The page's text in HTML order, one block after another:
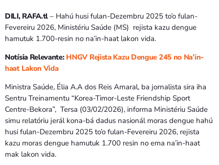
Bom dia RAFA
7:00 AM - 10:00 AM
DILI, RAFA.tl – Hahú husi fulan-Dezembru 2025 to’o fulan-
Fevereiru 2026, Ministériu Saúde (MS) rejista kazu dengue
hamutuk 1.700-resin no na’in-haat lakon vida.
Notísia Relevante: HNGV Rejista Kazu Dengue 245 no Na’in-
haat Lakon Vida
Ministra Saúde, Élia A.A dos Reis Amaral, ba jornalista sira iha
Sentru Treinamentu “Korea-Timor-Leste Friendship Sport
Centre-Bekora”, Tersa (03/02/2026), informa Ministériu Saúde
simu relatóriu jerál kona-bá dadus nasionál moras dengue hahú
husi fulan-Dezembru 2025 to’o fulan-Fevereiru 2026, rejista
kazu moras dengue hamutuk 1.700 resin no ema na’in-haat
mak lakon vida.